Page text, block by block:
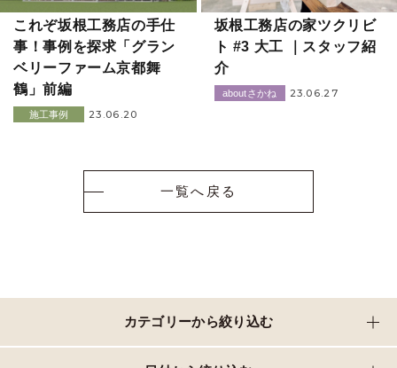
これぞ坂根工務店の手仕
事！事例を探求「グラン
ベリーファーム京都舞
鶴」前編
施工事例 23.06.20
坂根工務店の家ツクリビ
ト #3 大工 ｜スタッフ紹
介
aboutさかね 23.06.27
一覧へ戻る
カテゴリーから絞り込む